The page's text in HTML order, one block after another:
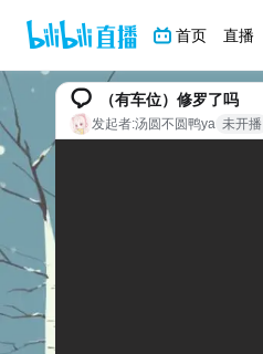
首页 直播
（有车位）修罗了吗
发起者:汤圆不圆鸭ya 未开播